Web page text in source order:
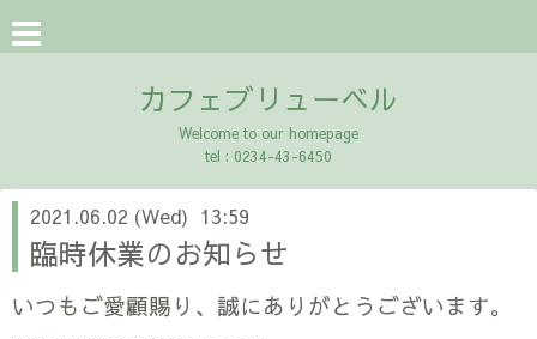
カフェブリューベル
Welcome to our homepage
tel : 0234-43-6450
2021.06.02 (Wed) 13:59
臨時休業のお知らせ
いつもご愛顧賜り、誠にありがとうございます。